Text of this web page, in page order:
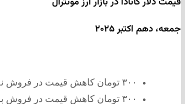
جمعه، دهم اکتبر۲۰۲۵
۳۰۰ تومان کاهش قیمت در فروش نقدی نسبت به دیروز
۳۰۰ تومان کاهش
قیمت در فروش